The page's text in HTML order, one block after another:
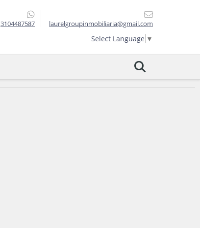
3104487587 laurelgroupinmobiliaria@gmail.com
Select Language ▼